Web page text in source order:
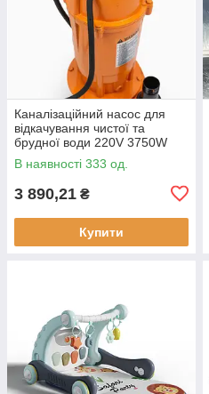
Каналізаційний насос для
відкачування чистої та
брудної води 220V 3750W
В наявності 333 од.
3 890,21 ₴
Купити